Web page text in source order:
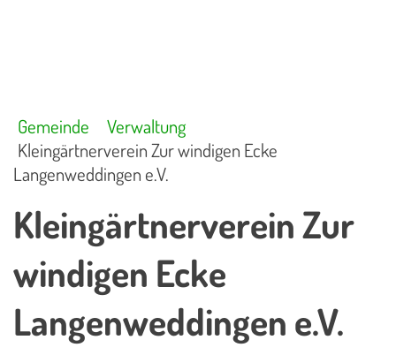
Gemeinde
Verwaltung
Kleingärtnerverein Zur windigen Ecke
Langenweddingen e.V.
Kleingärtnerverein Zur
windigen Ecke
Langenweddingen e.V.